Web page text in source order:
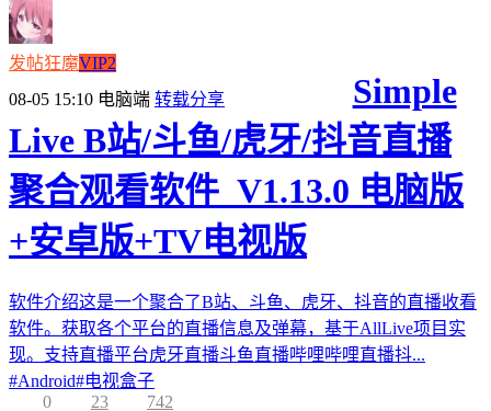
发帖狂魔VIP2
08-05 15:10 电脑端 转载分享
Simple
Live B站/斗鱼/虎牙/抖音直播
聚合观看软件_V1.13.0 电脑版
+安卓版+TV电视版
软件介绍这是一个聚合了B站、斗鱼、虎牙、抖音的直播收看
软件。获取各个平台的直播信息及弹幕，基于AllLive项目实
现。支持直播平台虎牙直播斗鱼直播哔哩哔哩直播抖...
#Android#电视盒子
0
23 742